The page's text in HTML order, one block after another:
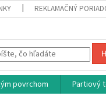
REKLAMAČNÝ
povrchom Partiový